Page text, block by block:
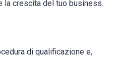
la crescita del tuo business.
di qualificazione e,